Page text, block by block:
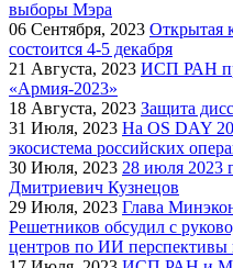
выборы Мэра
06 Сентября, 2023 Открытая
состоится 4-5 декабря
21 Августа, 2023 ИСП РАН
«Армия-2023»
18 Августа, 2023 Защита
31 Июля, 2023 На OS DAY
экосистема российских
30 Июля, 2023 28 июля 2023
Дмитриевич Кузнецов
29 Июля, 2023 Глава
Решетников обсудил с
центров по ИИ перспективы